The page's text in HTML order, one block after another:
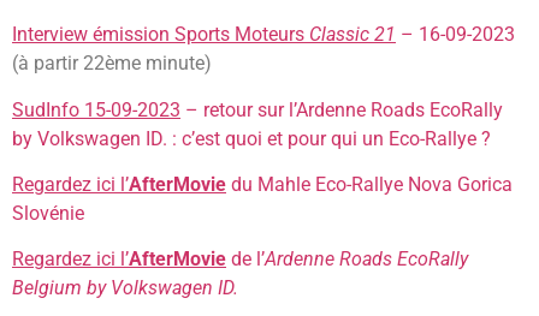
Interview émission Sports Moteurs Classic 21 – 16-09-2023
(à partir 22ème minute)
SudInfo 15-09-2023 – retour sur l’Ardenne Roads EcoRally
by Volkswagen ID. : c’est quoi et pour qui un Eco-Rallye ?
Regardez ici l’AfterMovie du Mahle Eco-Rallye Nova Gorica
Slovénie
Regardez ici l’AfterMovie de l’Ardenne Roads EcoRally
Belgium by Volkswagen ID.